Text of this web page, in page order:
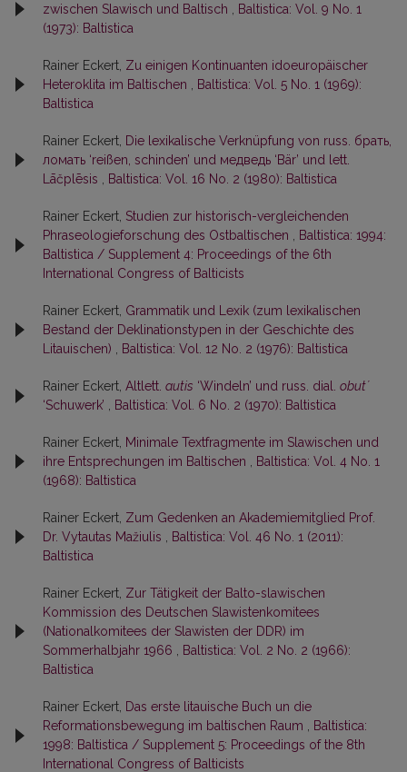
zwischen Slawisch und Baltisch
Baltistica: Vol. 9 No. 1
(1973): Baltistica
Rainer Eckert, Zu einigen Kontinuanten idoeuropäischer
Heteroklita im Baltischen
Baltistica: Vol. 5 No. 1 (1969):
Baltistica
Rainer Eckert, Die lexikalische Verknüpfung von russ. брать,
ломать ‘reißen, schinden’ und медведь ‘Bär’ und lett.
Lāčplēsis
Baltistica: Vol. 16 No. 2 (1980): Baltistica
Rainer Eckert, Studien zur historisch-vergleichenden
Phraseologieforschung des Ostbaltischen
Baltistica: 1994:
Baltistica / Supplement 4: Proceedings of the 6th
International Congress of Balticists
Rainer Eckert, Grammatik und Lexik (zum lexikalischen
Bestand der Deklinationstypen in der Geschichte des
Litauischen)
Baltistica: Vol. 12 No. 2 (1976): Baltistica
Rainer Eckert, Altlett. autis ‘Windeln’ und russ. dial. obut´
‘Schuwerk’
Baltistica: Vol. 6 No. 2 (1970): Baltistica
Rainer Eckert, Minimale Textfragmente im Slawischen und
ihre Entsprechungen im Baltischen
Baltistica: Vol. 4 No. 1
(1968): Baltistica
Rainer Eckert, Zum Gedenken an Akademiemitglied Prof.
Dr. Vytautas Mažiulis
Baltistica: Vol. 46 No. 1 (2011):
Baltistica
Rainer Eckert, Zur Tätigkeit der Balto-slawischen
Kommission des Deutschen Slawistenkomitees
(Nationalkomitees der Slawisten der DDR) im
Sommerhalbjahr 1966
Baltistica: Vol. 2 No. 2 (1966):
Baltistica
Rainer Eckert, Das erste litauische Buch un die
Reformationsbewegung im baltischen Raum
Baltistica:
1998: Baltistica / Supplement 5: Proceedings of the 8th
International Congress of Balticists